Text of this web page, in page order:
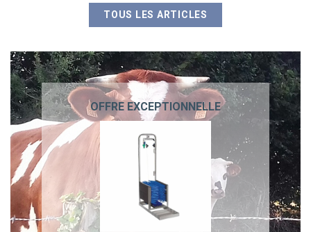
TOUS LES ARTICLES
OFFRE EXCEPTIONNELLE